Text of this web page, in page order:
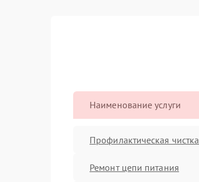
Наименование услуги
Профилактическая чистка
Ремонт цепи питания